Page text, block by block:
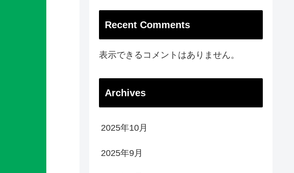
Recent Comments
表示できるコメントはありません。
Archives
2025年10月
2025年9月